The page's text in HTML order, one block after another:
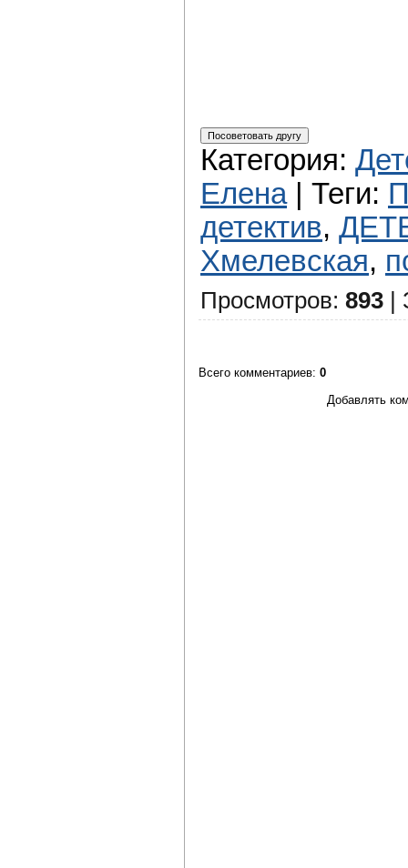
Категория:
Елена| Теги:
детектив,
Хмелевская,
Просмотров: 893 |
Всего комментариев: 0
Добавлять